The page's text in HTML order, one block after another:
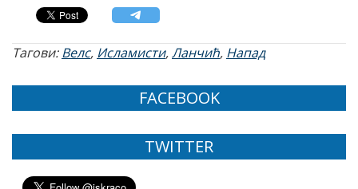
Тагови:Велс, Исламисти,Ланчић, Напад
FACEBOOK
TWITTER